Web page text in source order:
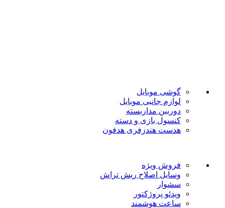
گوشی موبایل
لوازم جانبی موبایل
دوربین مداربسته
کنسول بازی و دسته
هدست هندزفری هدفون
فروش ویژه
وسایل اصلاح ریش تراش
سشوار
ویدئو پروژکتور
ساعت هوشمند